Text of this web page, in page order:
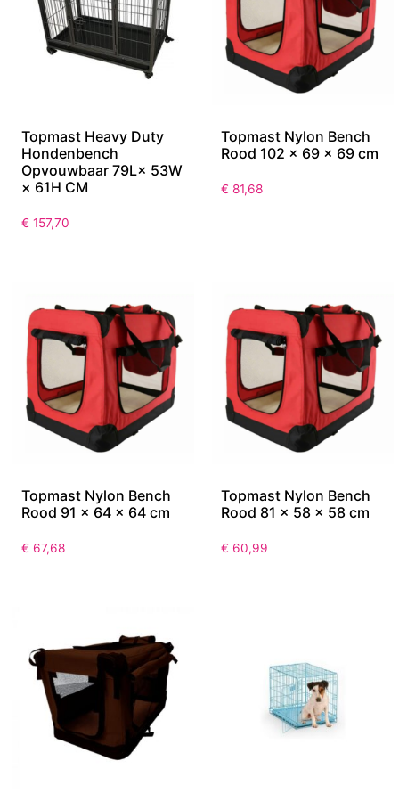
Topmast Heavy Duty
Hondenbench
Opvouwbaar 79L× 53W
× 61H CM
€ 157,70
Topmast Nylon Bench
Rood 102 x 69 x 69 cm
€ 81,68
Topmast Nylon Bench
Rood 91 x 64 x 64 cm
€ 67,68
Topmast Nylon Bench
Rood 81 x 58 x 58 cm
€ 60,99